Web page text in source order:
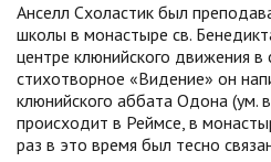
Анселл Схоластик был
школы в монастыре св.
центре клюнийского движения
стихотворное «Видение» он
клюнийского аббата Одона (ум.
происходит в Реймсе, в
раз в это время был тесно